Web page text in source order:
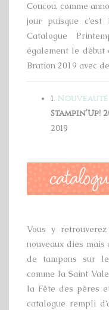
Coucou, comme
jour puisque
Catalogue
également le
Bration 2019 avec
1. Nouveauté
Stampin’Up!
2019
Vous y
nouveaux dies mais
de tampons sur
comme la Saint
la Fête des pères
catalogue rempli